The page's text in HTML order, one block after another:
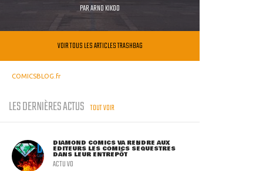
PARARNO KIKOO
VOIR TOUS LES ARTICLES TRASHBAG
COMICSBLOG.fr
LES DERNIÈRES ACTUS TOUT VOIR
DIAMOND COMICS VA RENDRE AUX
ÉDITEURS LES COMICS SÉQUESTRÉS
DANS LEUR ENTREPÔT
ACTU VO